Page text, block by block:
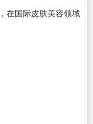
在国际皮肤美容领域